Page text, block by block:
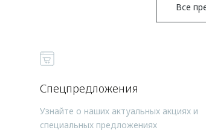
Все
Спецпредложения
Узнайте о наших актуальных акциях и
специальных предложениях